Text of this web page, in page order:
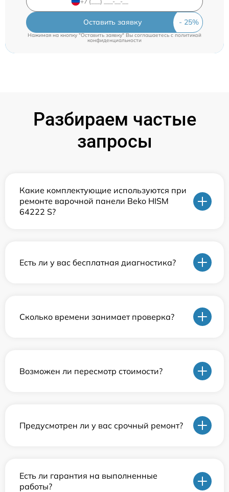
Оставить заявку
Нажимая на кнопку "Оставить заявку" Вы соглашаетесь cполитикой
конфиденциальности
Разбираем частые
запросы
Какие комплектующие используются при
ремонте варочной панели Beko HISM
64222 S?
Есть ли у вас бесплатная диагностика?
Сколько времени занимает проверка?
Возможен ли пересмотр стоимости?
Предусмотрен ли у вас срочный ремонт?
Есть ли гарантия на выполненные
работы?